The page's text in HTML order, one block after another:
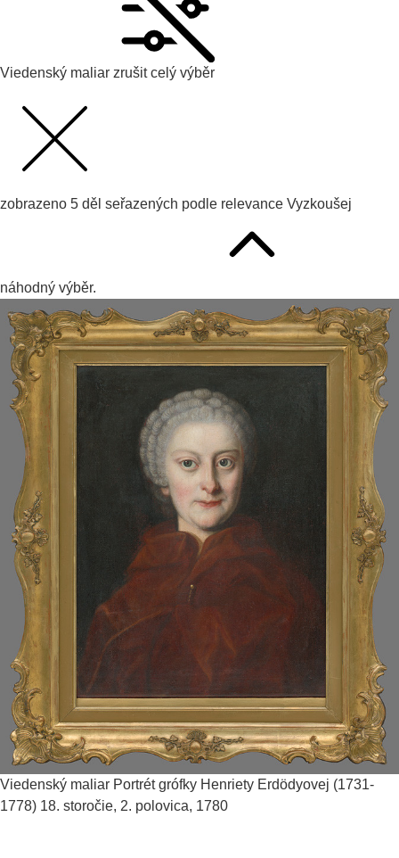
Viedenský maliar zrušit celý výběr
zobrazeno 5 děl seřazených podle relevance Vyzkoušej
náhodný výběr.
Viedenský maliar Portrét grófky Henriety Erdödyovej (1731-
1778) 18. storočie, 2. polovica, 1780